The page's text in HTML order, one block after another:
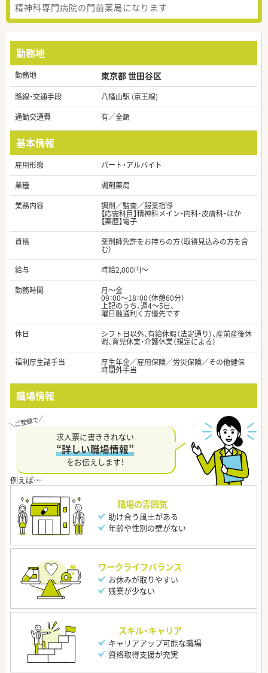
精神科専門病院の門前薬局になります
勤務地
勤務地 東京都 世田谷区
路線・交通手段
八幡山駅 (京王線)
通勤交通費
有／全額
基本情報
雇用形態
パート・アルバイト
業種
調剤薬局
業務内容
調剤／監査／服薬指導
【応需科目】精神科メイン・内科・皮膚科・ほか
【薬歴】電子
資格
薬剤師免許をお持ちの方（取得見込みの方を含
む）
給与
時給2,000円～
勤務時間
月～金
09：00～18：00（休憩60分）
上記のうち、週4～5日、
曜日融通利く方優先です
休日
シフト日以外、有給休暇（法定通り）、産前産後休
暇、育児休業・介護休業（規定による）
福利厚生諸手当
厚生年金／雇用保険／労災保険／その他健保
時間外手当
職場情報
求人票に書ききれない
“詳しい職場情報”
をお伝えします！
職場の雰囲気
助け合う風土がある
年齢や性別の壁がない
ワークライフバランス
お休みが取りやすい
残業が少ない
スキル・キャリア
キャリアアップ可能な職場
資格取得支援が充実